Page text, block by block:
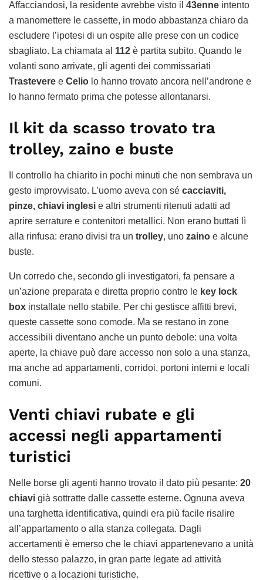
Affacciandosi, la residente avrebbe visto il 43enne intento
a manomettere le cassette, in modo abbastanza chiaro da
escludere l’ipotesi di un ospite alle prese con un codice
sbagliato. La chiamata al 112 è partita subito. Quando le
volanti sono arrivate, gli agenti dei commissariati
Trastevere e Celio lo hanno trovato ancora nell’androne e
lo hanno fermato prima che potesse allontanarsi.
Il kit da scasso trovato tra
trolley, zaino e buste
Il controllo ha chiarito in pochi minuti che non sembrava un
gesto improvvisato. L’uomo aveva con sé cacciaviti,
pinze, chiavi inglesi e altri strumenti ritenuti adatti ad
aprire serrature e contenitori metallici. Non erano buttati lì
alla rinfusa: erano divisi tra un trolley, uno zaino e alcune
buste.
Un corredo che, secondo gli investigatori, fa pensare a
un’azione preparata e diretta proprio contro le key lock
box installate nello stabile. Per chi gestisce affitti brevi,
queste cassette sono comode. Ma se restano in zone
accessibili diventano anche un punto debole: una volta
aperte, la chiave può dare accesso non solo a una stanza,
ma anche ad appartamenti, corridoi, portoni interni e locali
comuni.
Venti chiavi rubate e gli
accessi negli appartamenti
turistici
Nelle borse gli agenti hanno trovato il dato più pesante: 20
chiavi già sottratte dalle cassette esterne. Ognuna aveva
una targhetta identificativa, quindi era più facile risalire
all’appartamento o alla stanza collegata. Dagli
accertamenti è emerso che le chiavi appartenevano a unità
dello stesso palazzo, in gran parte legate ad attività
ricettive o a locazioni turistiche.